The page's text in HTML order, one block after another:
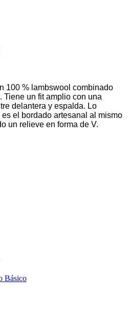
100 % lambswool combinado
Tiene un fit amplio con una
delantera y espalda. Lo
el bordado artesanal al mismo
un relieve en forma de V.